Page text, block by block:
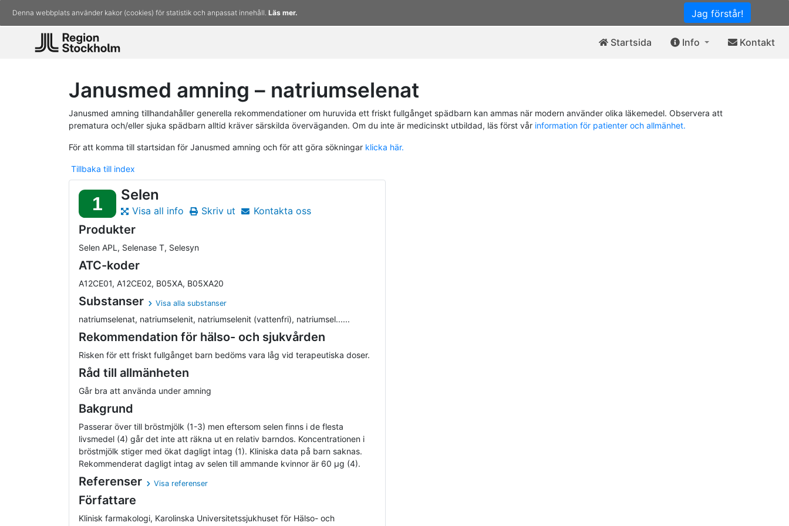
Jag förstår!
Denna webbplats använder kakor (cookies) för statistik och anpassat innehåll. Läs mer.
Startsida Info Kontakt
Janusmed amning – natriumselenat
Janusmed amning tillhandahåller generella rekommendationer om huruvida ett friskt fullgånget spädbarn kan ammas när modern använder olika läkemedel. Observera att
prematura och/eller sjuka spädbarn alltid kräver särskilda överväganden. Om du inte är medicinskt utbildad, läs först vår information för patienter och allmänhet.
För att komma till startsidan för Janusmed amning och för att göra sökningar klicka här.
Tillbaka till index
1 Selen
Visa all info Skriv ut Kontakta oss
Produkter
Selen APL, Selenase T, Selesyn
ATC-koder
A12CE01, A12CE02, B05XA, B05XA20
Substanser Visa alla substanser
natriumselenat, natriumselenit, natriumselenit (vattenfri), natriumsel......
Rekommendation för hälso- och sjukvården
Risken för ett friskt fullgånget barn bedöms vara låg vid terapeutiska doser.
Råd till allmänheten
Går bra att använda under amning
Bakgrund
Passerar över till bröstmjölk (1-3) men eftersom selen finns i de flesta
livsmedel (4) går det inte att räkna ut en relativ barndos. Koncentrationen i
bröstmjölk stiger med ökat dagligt intag (1). Kliniska data på barn saknas.
Rekommenderat dagligt intag av selen till ammande kvinnor är 60 µg (4).
Referenser Visa referenser
Författare
Klinisk farmakologi, Karolinska Universitetssjukhuset för Hälso- och